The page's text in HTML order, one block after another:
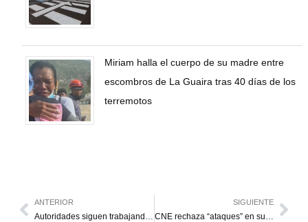
Miriam halla el cuerpo de su madre entre
escombros de La Guaira tras 40 días de los
terremotos
ANTERIOR
Autoridades siguen trabajando para recuperar servicio eléctrico
SIGUIENTE
CNE rechaza “ataques” en su contra y estudia acciones legales